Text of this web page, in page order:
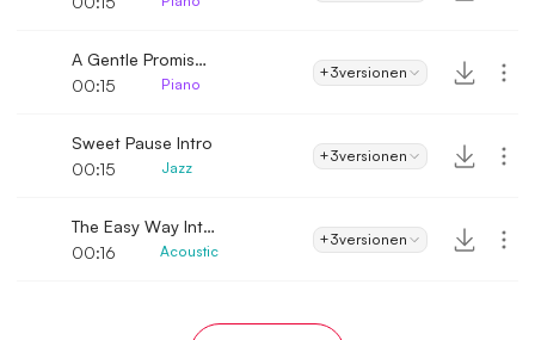
A Gentle Promise Intro
00:15
Piano
+3versionen
Sweet Pause Intro
00:15
Jazz
+3versionen
The Easy Way Intro
00:16
Acoustic
+3versionen